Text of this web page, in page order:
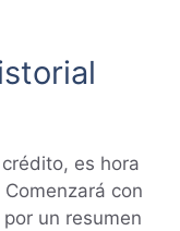
es hora
con
un resumen